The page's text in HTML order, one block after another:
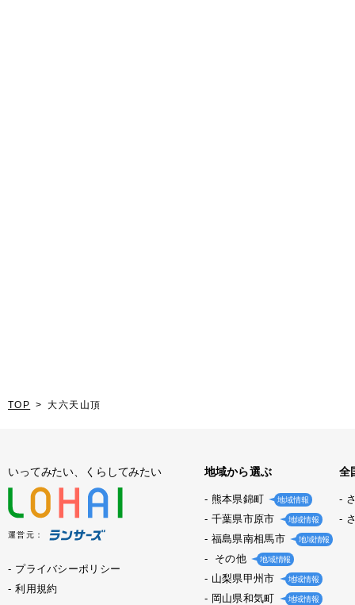
TOP 大六天山頂
いってみたい、くらしてみたい
運営元：
プライバシーポリシー
利用規約
地域から選ぶ
熊本県錦町 地域情報
千葉県市原市 地域情報
福島県南相馬市 地域情報
その他 地域情報
山梨県甲州市 地域情報
岡山県和気町 地域情報
全